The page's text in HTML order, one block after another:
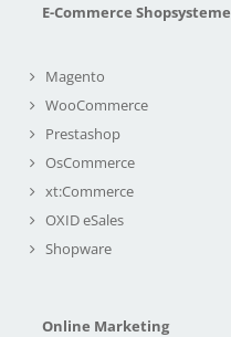
E-Commerce Shopsysteme
Magento
WooCommerce
Prestashop
OsCommerce
xt:Commerce
OXID eSales
Shopware
Online Marketing